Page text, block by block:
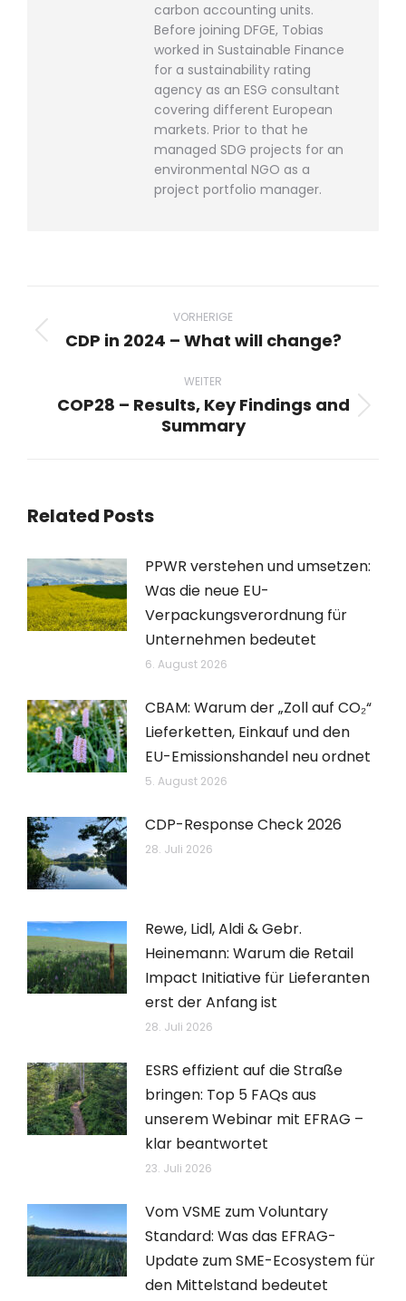
carbon accounting units.
Before joining DFGE, Tobias
worked in Sustainable Finance
for a sustainability rating
agency as an ESG consultant
covering different European
markets. Prior to that he
managed SDG projects for an
environmental NGO as a
project portfolio manager.
VORHERIGE
Vorheriger
CDP in 2024 – What will change?
WEITER
Nächster
Beitrag:
COP28 – Results, Key Findings and
Summary
Related Posts
PPWR verstehen und umsetzen:
Was die neue EU-
Verpackungsverordnung für
Unternehmen bedeutet
6. August 2026
CBAM: Warum der „Zoll auf CO₂“
Lieferketten, Einkauf und den
EU-Emissionshandel neu ordnet
5. August 2026
CDP-Response Check 2026
28. Juli 2026
Rewe, Lidl, Aldi & Gebr.
Heinemann: Warum die Retail
Impact Initiative für Lieferanten
erst der Anfang ist
28. Juli 2026
ESRS effizient auf die Straße
bringen: Top 5 FAQs aus
unserem Webinar mit EFRAG –
klar beantwortet
23. Juli 2026
Vom VSME zum Voluntary
Standard: Was das EFRAG-
Update zum SME-Ecosystem für
den Mittelstand bedeutet